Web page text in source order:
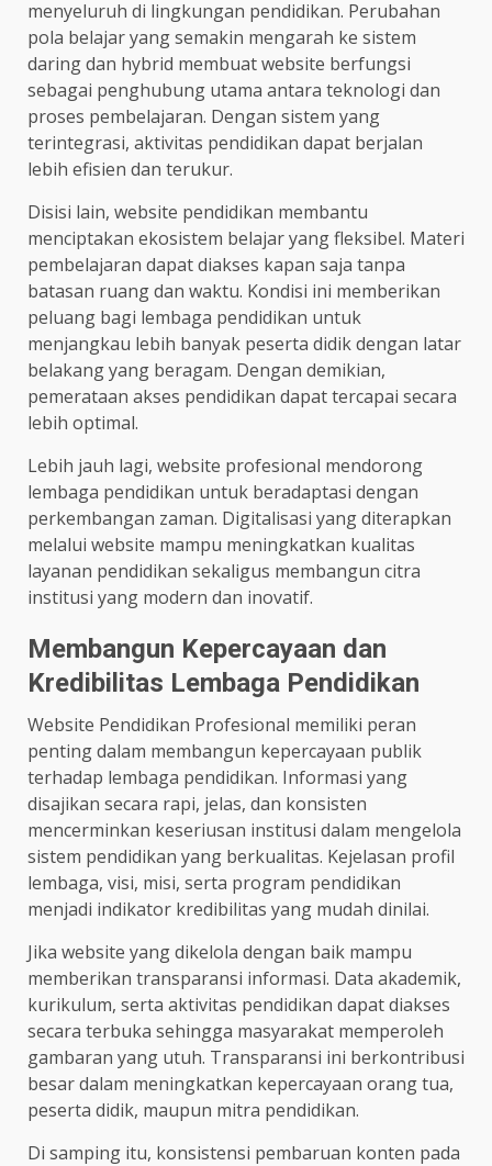
menyeluruh di lingkungan pendidikan. Perubahan
pola belajar yang semakin mengarah ke sistem
daring dan hybrid membuat website berfungsi
sebagai penghubung utama antara teknologi dan
proses pembelajaran. Dengan sistem yang
terintegrasi, aktivitas pendidikan dapat berjalan
lebih efisien dan terukur.
Disisi lain, website pendidikan membantu
menciptakan ekosistem belajar yang fleksibel. Materi
pembelajaran dapat diakses kapan saja tanpa
batasan ruang dan waktu. Kondisi ini memberikan
peluang bagi lembaga pendidikan untuk
menjangkau lebih banyak peserta didik dengan latar
belakang yang beragam. Dengan demikian,
pemerataan akses pendidikan dapat tercapai secara
lebih optimal.
Lebih jauh lagi, website profesional mendorong
lembaga pendidikan untuk beradaptasi dengan
perkembangan zaman. Digitalisasi yang diterapkan
melalui website mampu meningkatkan kualitas
layanan pendidikan sekaligus membangun citra
institusi yang modern dan inovatif.
Membangun Kepercayaan dan
Kredibilitas Lembaga Pendidikan
Website Pendidikan Profesional memiliki peran
penting dalam membangun kepercayaan publik
terhadap lembaga pendidikan. Informasi yang
disajikan secara rapi, jelas, dan konsisten
mencerminkan keseriusan institusi dalam mengelola
sistem pendidikan yang berkualitas. Kejelasan profil
lembaga, visi, misi, serta program pendidikan
menjadi indikator kredibilitas yang mudah dinilai.
Jika website yang dikelola dengan baik mampu
memberikan transparansi informasi. Data akademik,
kurikulum, serta aktivitas pendidikan dapat diakses
secara terbuka sehingga masyarakat memperoleh
gambaran yang utuh. Transparansi ini berkontribusi
besar dalam meningkatkan kepercayaan orang tua,
peserta didik, maupun mitra pendidikan.
Di samping itu, konsistensi pembaruan konten pada